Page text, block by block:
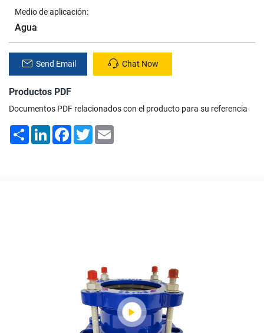
Medio de aplicación:
Agua
Send Email Chat Now
Productos PDF
Documentos PDF relacionados con el producto para su referencia
ShareLinkedInFacebook
Twitter